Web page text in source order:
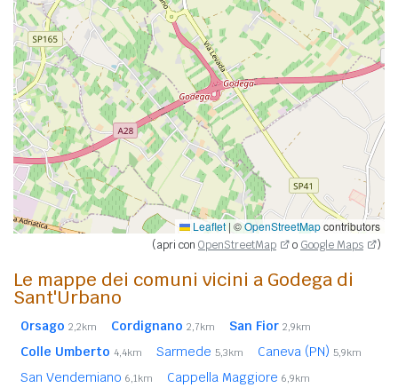
Leaflet | ©OpenStreetMapcontributors
(apri con OpenStreetMap o Google Maps )
Le mappe dei comuni vicini a Godega di
Sant'Urbano
Orsago 2,2km Cordignano 2,7km San Fior 2,9km
Colle Umberto 4,4km Sarmede 5,3km Caneva (PN) 5,9km
San Vendemiano 6,1km Cappella Maggiore 6,9km